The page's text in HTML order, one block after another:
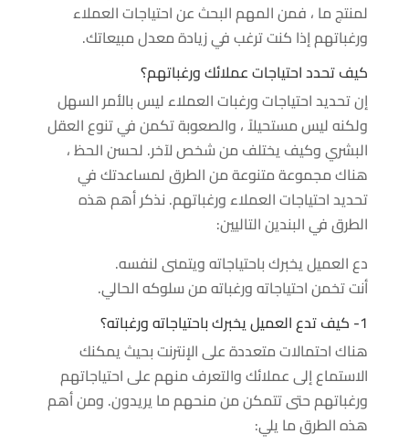
لمنتج ما ، فمن المهم البحث عن احتياجات العملاء
ورغباتهم إذا كنت ترغب في زيادة معدل مبيعاتك.
كيف تحدد احتياجات عملائك ورغباتهم؟
إن تحديد احتياجات ورغبات العملاء ليس بالأمر السهل
ولكنه ليس مستحيلاً ، والصعوبة تكمن في تنوع العقل
البشري وكيف يختلف من شخص لآخر. لحسن الحظ ،
هناك مجموعة متنوعة من الطرق لمساعدتك في
تحديد احتياجات العملاء ورغباتهم. نذكر أهم هذه
الطرق في البندين التاليين:
دع العميل يخبرك باحتياجاته ويتمنى لنفسه.
أنت تخمن احتياجاته ورغباته من سلوكه الحالي.
1- كيف تدع العميل يخبرك باحتياجاته ورغباته؟
هناك احتمالات متعددة على الإنترنت بحيث يمكنك
الاستماع إلى عملائك والتعرف منهم على احتياجاتهم
ورغباتهم حتى تتمكن من منحهم ما يريدون. ومن أهم
هذه الطرق ما يلي: